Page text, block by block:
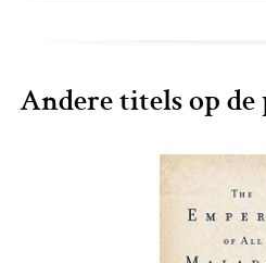
Andere titels op